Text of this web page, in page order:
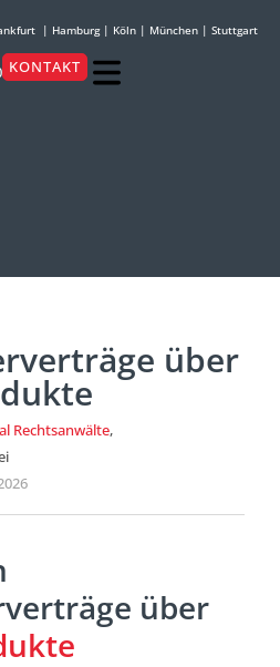
| Hamburg| Köln | München | Stuttgart
KONTAKT
über
Rechtsanwälte,
über